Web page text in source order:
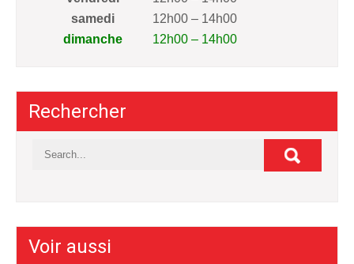
samedi
12h00 – 14h00
dimanche
12h00 – 14h00
Rechercher
Voir aussi